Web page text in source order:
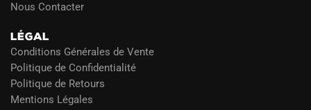
Nous Contacter
LÉGAL
Conditions Générales de Vente
Politique de Confidentialité
Politique de Retours
Mentions Légales